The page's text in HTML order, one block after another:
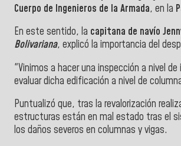
Cuerpo de Ingenieros de la Armada, en la
En este sentido, la capitana de navío
Bolivariana, explicó la importancia del
"Vinimos a hacer una inspección a nivel
evaluar dicha edificación a nivel de
Puntualizó que, tras la revalorización
estructuras están en mal estado tras el
los daños severos en columnas y vigas.